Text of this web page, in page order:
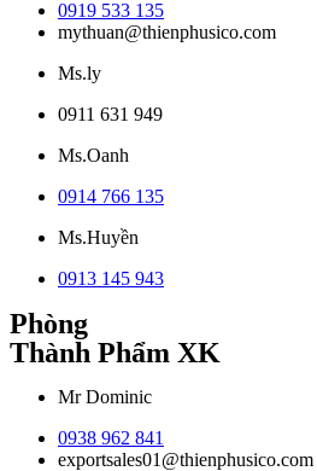
0919 533 135
mythuan@thienphusico.com
Ms.ly
0911 631 949
Ms.Oanh
0914 766 135
Ms.Huyền
0913 145 943
Phòng
Thành Phẩm XK
Mr Dominic
0938 962 841
exportsales01@thienphusico.com